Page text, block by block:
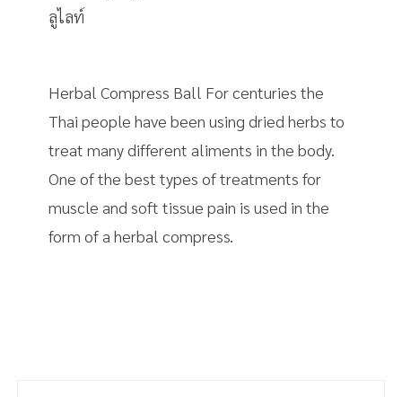
ลูไลท์
Herbal Compress Ball For centuries the
Thai people have been using dried herbs to
treat many different aliments in the body.
One of the best types of treatments for
muscle and soft tissue pain is used in the
form of a herbal compress.